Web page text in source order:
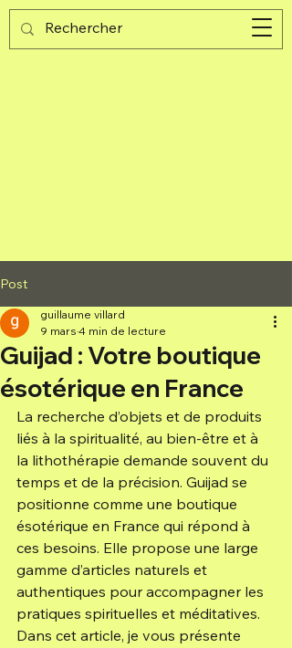
Guijad
Post
Guijad : Votre boutique
ésotérique en France
guillaume villard
9 mars 4 min de lecture
La recherche d’objets et de produits
liés à la spiritualité, au bien-être et à
la lithothérapie demande souvent du
temps et de la précision. Guijad se
positionne comme une boutique
ésotérique en France qui répond à
ces besoins. Elle propose une large
gamme d’articles naturels et
authentiques pour accompagner les
pratiques spirituelles et méditatives.
Dans cet article, je vous présente